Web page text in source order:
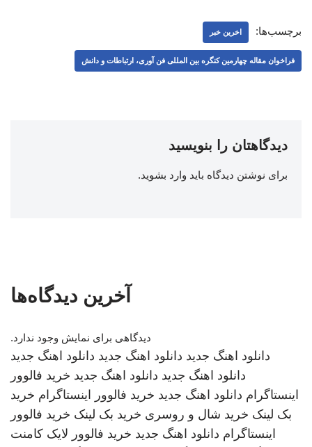
برچسب‌ها: اخرین خبر
فراخوان مقاله چهارمین کنگره بین المللی فن آوری، ارتباطات و دانش
دیدگاهتان را بنویسید
برای نوشتن دیدگاه باید وارد بشوید.
آخرین دیدگاه‌ها
دیدگاهی برای نمایش وجود ندارد.
دانلود اهنگ جدید دانلود اهنگ جدید دانلود اهنگ جدید
دانلود اهنگ جدید دانلود اهنگ جدید خرید فالوور
اینستاگرام دانلود اهنگ جدید خرید فالوور اینستاگرام خرید
بک لینک خرید شال و روسری خرید بک لینک خرید فالوور
اینستاگرام دانلود اهنگ جدید خرید فالوور لایک کامنت